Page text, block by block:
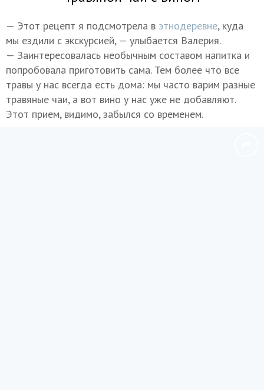
— Этот рецепт я подсмотрела в этнодеревне, куда
мы ездили с экскурсией, — улыбается Валерия.
— Заинтересовалась необычным составом напитка и
попробовала приготовить сама. Тем более что все
травы у нас всегда есть дома: мы часто варим разные
травяные чаи, а вот вино у нас уже не добавляют.
Этот прием, видимо, забылся со временем.